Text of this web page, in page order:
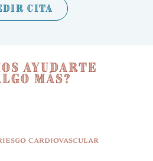
Cita
ayudarte
más?
cardiovascular